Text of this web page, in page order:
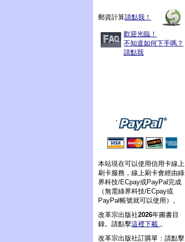
郵資計算請點我！
歡迎光臨！
不知道如何下手嗎？
請點我
本站現在可以使用信用卡線上
刷卡服務，線上刷卡會經由綠
界科技/ECpay或PayPal完成
（無需綠界科技/ECpay或
PayPal帳號就可以使用）。
改革宗出版社2026年圖書目
錄。請點擊這裡下載 。
改革宗出版社訂購單：請點擊